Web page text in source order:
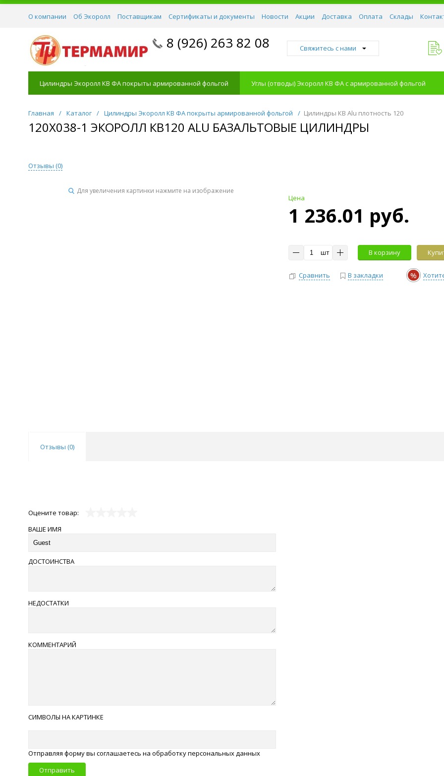
О компании Об Экоролл Поставщикам Сертификаты и документы Новости Акции Доставка Оплата Склады
8 (926) 263 82 08 Свяжитесь с нами
Цилиндры Экоролл КВ ФА покрыты армированной фольгой Углы (отводы) Экоролл КВ ФА с армированной фольгой
Главная / Каталог / Цилиндры Экоролл КВ ФА покрыты армированной фольгой / Цилиндры КВ Alu плотность 120
120Х038-1 ЭКОРОЛЛ КВ120 ALU БАЗАЛЬТОВЫЕ ЦИЛИНДРЫ
Отзывы (0)
Для увеличения картинки нажмите на изображение
Цена
1 236.01 руб.
шт В корзину
Сравнить В закладки %
Отзывы (0)
Оцените товар:
ВАШЕ ИМЯ
ДОСТОИНСТВА
НЕДОСТАТКИ
КОММЕНТАРИЙ
СИМВОЛЫ НА КАРТИНКЕ
Отправляя форму вы соглашаетесь на обработку персональных данных
Отправить